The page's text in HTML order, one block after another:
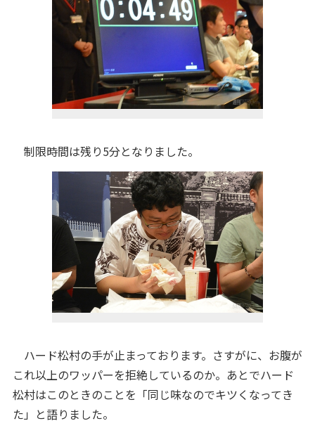
制限時間は残り5分となりました。
ハード松村の手が止まっております。さすがに、お腹が
これ以上のワッパーを拒絶しているのか。あとでハード
松村はこのときのことを「同じ味なのでキツくなってき
た」と語りました。